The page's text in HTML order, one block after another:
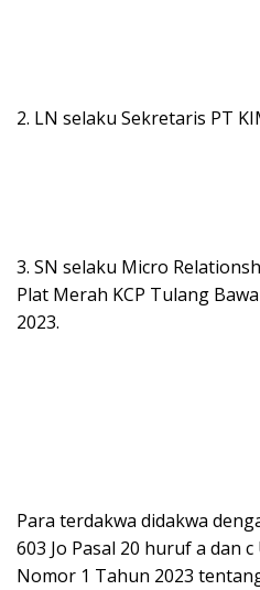
2. LN selaku Sekretaris PT
3. SN selaku Micro
Plat Merah KCP Tulang
2023.
Para terdakwa didakwa
603 Jo Pasal 20 huruf a dan
Nomor 1 Tahun 2023